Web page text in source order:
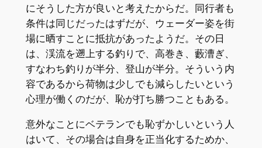
にそうした方が良いと考えたからだ。同行者も
条件は同じだったはずだが、ウェーダー姿を街
場に晒すことに抵抗があったようだ。その日
は、渓流を遡上する釣りで、高巻き、藪漕ぎ、
すなわち釣りが半分、登山が半分。そういう内
容であるから荷物は少しでも減らしたいという
心理が働くのだが、恥が打ち勝つこともある。
意外なことにベテランでも恥ずかしいという人
はいて、その場合は自身を正当化するためか、